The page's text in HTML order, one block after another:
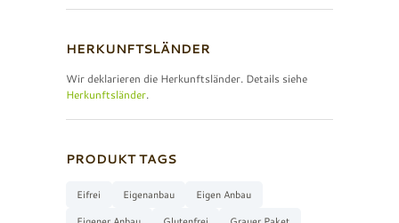
HERKUNFTSLÄNDER
Wir deklarieren die Herkunftsländer. Details siehe
Herkunftsländer.
PRODUKT TAGS
Eifrei Eigenanbau
Eigen Anbau